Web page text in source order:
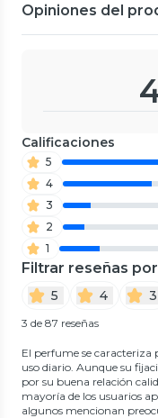
Opiniones del
Calificaciones
5
4
3
2
1
Filtrar reseñas
5 4 3
3 de 87 reseñas
El perfume se caracteriza
uso diario. Aunque su
por su buena relación
mayoría de los usuarios
algunos mencionan